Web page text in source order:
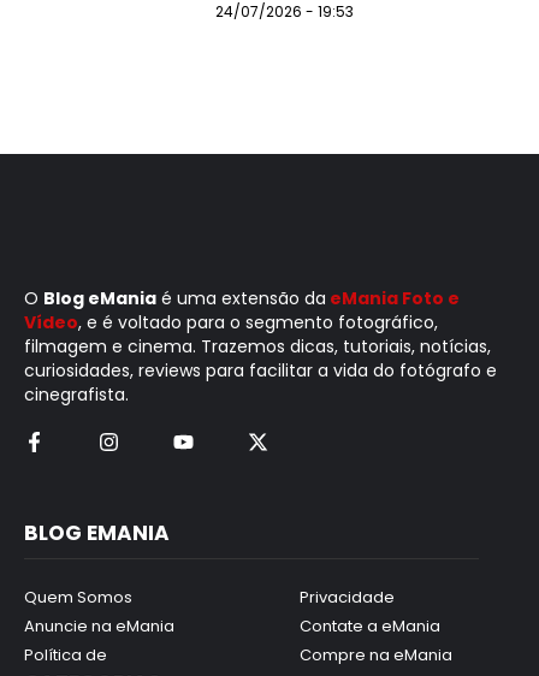
24/07/2026 - 19:53
O Blog eMania é uma extensão da eMania Foto e
Vídeo, e é voltado para o segmento fotográfico,
filmagem e cinema. Trazemos dicas, tutoriais, notícias,
curiosidades, reviews para facilitar a vida do fotógrafo e
cinegrafista.
BLOG EMANIA
Quem Somos
Anuncie na eMania
Política de
Privacidade
Contate a eMania
Compre na eMania